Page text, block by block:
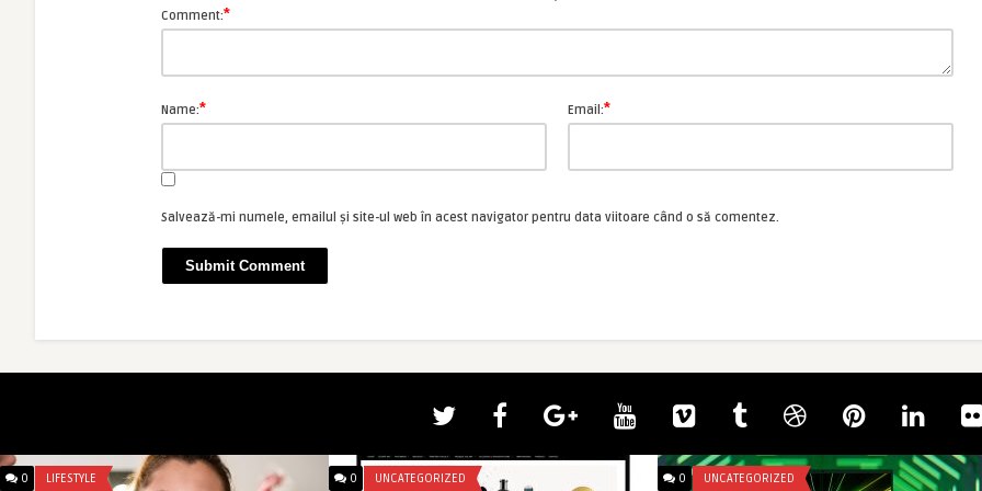
Comment:*
Name:* Email:*
Salvează-mi numele, emailul și site-ul web în acest navigator pentru data viitoare când o să comentez.
0 LIFESTYLE 0 UNCATEGORIZED 0 UNCATEGORIZED